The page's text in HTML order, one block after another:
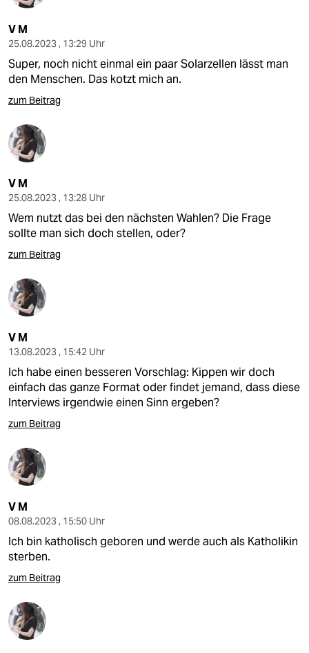
V M
25.08.2023 , 13:29 Uhr
Super, noch nicht einmal ein paar Solarzellen lässt man
den Menschen. Das kotzt mich an.
zum Beitrag
V M
25.08.2023 , 13:28 Uhr
Wem nutzt das bei den nächsten Wahlen? Die Frage
sollte man sich doch stellen, oder?
zum Beitrag
V M
13.08.2023 , 15:42 Uhr
Ich habe einen besseren Vorschlag: Kippen wir doch
einfach das ganze Format oder findet jemand, dass diese
Interviews irgendwie einen Sinn ergeben?
zum Beitrag
V M
08.08.2023 , 15:50 Uhr
Ich bin katholisch geboren und werde auch als Katholikin
sterben.
zum Beitrag